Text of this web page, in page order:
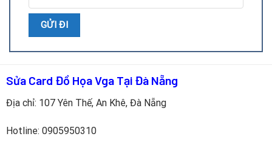
Tránh sử dụng vỏ kém chất lượng, dễ gây giữ nhiệt hoặc
cong vênh.
hỏng bo mạch.
phát hiện sớm lỗi tiềm ẩn.
Sửa Card Đồ Họa Vga Tại Đà Nẵng
Địa chỉ: 107 Yên Thế, An Khê, Đà Nẵng
Hotline: 0905950310